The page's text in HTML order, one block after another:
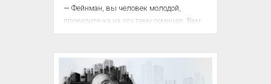
— Фейнман, вы человек молодой,
проведите-ка на эту тему семинар. Вам
необходим опыт публичных
квантовой теорией и после тоже проведу
семинар.